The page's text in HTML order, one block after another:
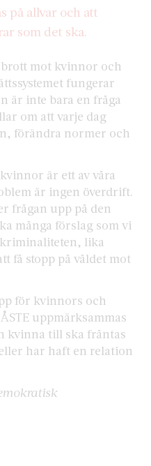
på allvar och att
som det ska.
brott mot kvinnor och
fungerar
är inte bara en fråga
om att varje dag
förändra normer och
är ett av våra
är ingen överdrift.
frågan upp på den
många förslag som vi
lika
få stopp på våldet mot
för kvinnors och
uppmärksammas
kvinna till ska fråntas
har haft en relation